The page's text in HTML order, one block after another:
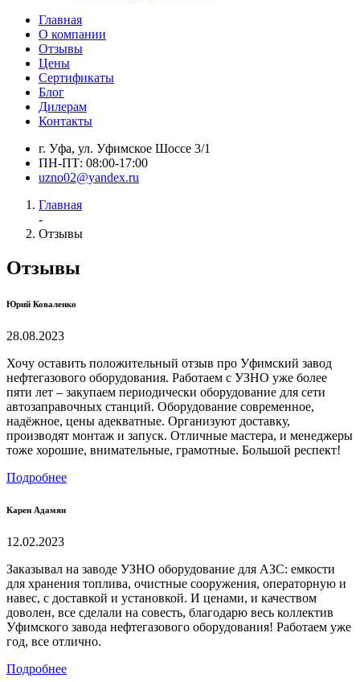
Главная
О компании
Отзывы
Цены
Сертификаты
Блог
Дилерам
Контакты
г. Уфа, ул. Уфимское Шоссе 3/1
ПН-ПТ: 08:00-17:00
uzno02@yandex.ru
Главная
-
Отзывы
Отзывы
Юрий Коваленко
28.08.2023
Хочу оставить положительный отзыв про Уфимский завод
нефтегазового оборудования. Работаем с УЗНО уже более
пяти лет – закупаем периодически оборудование для сети
автозаправочных станций. Оборудование современное,
надёжное, цены адекватные. Организуют доставку,
производят монтаж и запуск. Отличные мастера, и менеджеры
тоже хорошие, внимательные, грамотные. Большой респект!
Подробнее
Карен Адамян
12.02.2023
Заказывал на заводе УЗНО оборудование для АЗС: емкости
для хранения топлива, очистные сооружения, операторную и
навес, с доставкой и установкой. И ценами, и качеством
доволен, все сделали на совесть, благодарю весь коллектив
Уфимского завода нефтегазового оборудования! Работаем уже
год, все отлично.
Подробнее